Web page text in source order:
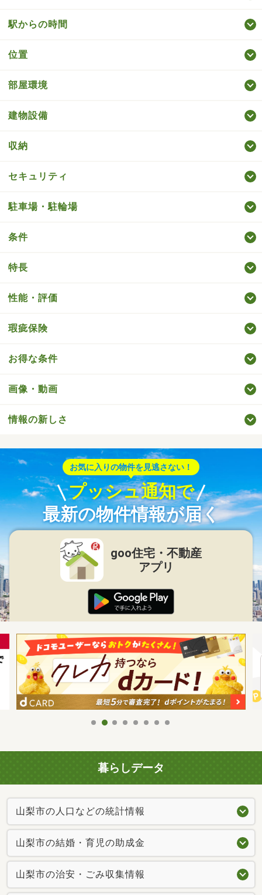
駅からの時間
位置
部屋環境
建物設備
収納
セキュリティ
駐車場・駐輪場
条件
特長
性能・評価
瑕疵保険
お得な条件
画像・動画
情報の新しさ
お気に入りの物件を見逃さない！
プッシュ通知で
最新の物件情報が届く
goo住宅・不動産
アプリ
暮らしデータ
山梨市の人口などの統計情報
山梨市の結婚・育児の助成金
山梨市の治安・ごみ収集情報